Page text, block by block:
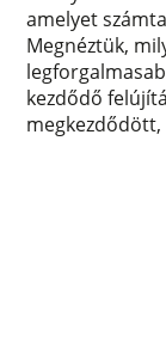
amelyet
Megnéztük,
kezdődő